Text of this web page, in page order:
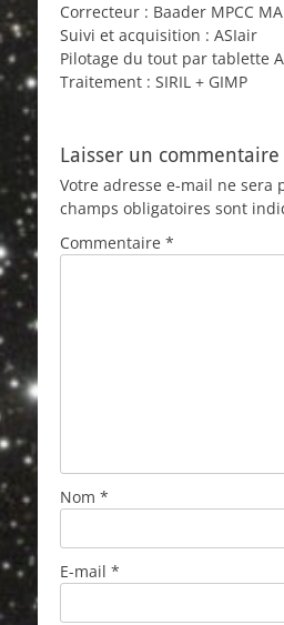
Correcteur : Baader MPCC
Suivi et acquisition : ASIair
Pilotage du tout par tablette
Traitement : SIRIL + GIMP
Laisser un commentaire
Votre adresse e-mail ne sera
champs obligatoires sont
Commentaire *
Nom *
E-mail *